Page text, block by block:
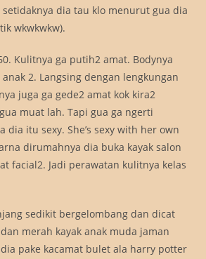
dia tau klo menurut gua dia
wkwkwkw).
Kulitnya ga putih2 amat. Bodynya
2. Langsing dengan lengkungan
juga ga gede2 amat kok kira2
muat lah. Tapi gua ga ngerti
dia itu sexy. She’s sexy with her own
dirumahnya dia buka kayak salon
facial2. Jadi perawatan kulitnya kelas
sedikit bergelombang dan dicat
merah kayak anak muda jaman
pake kacamat bulet ala harry potter